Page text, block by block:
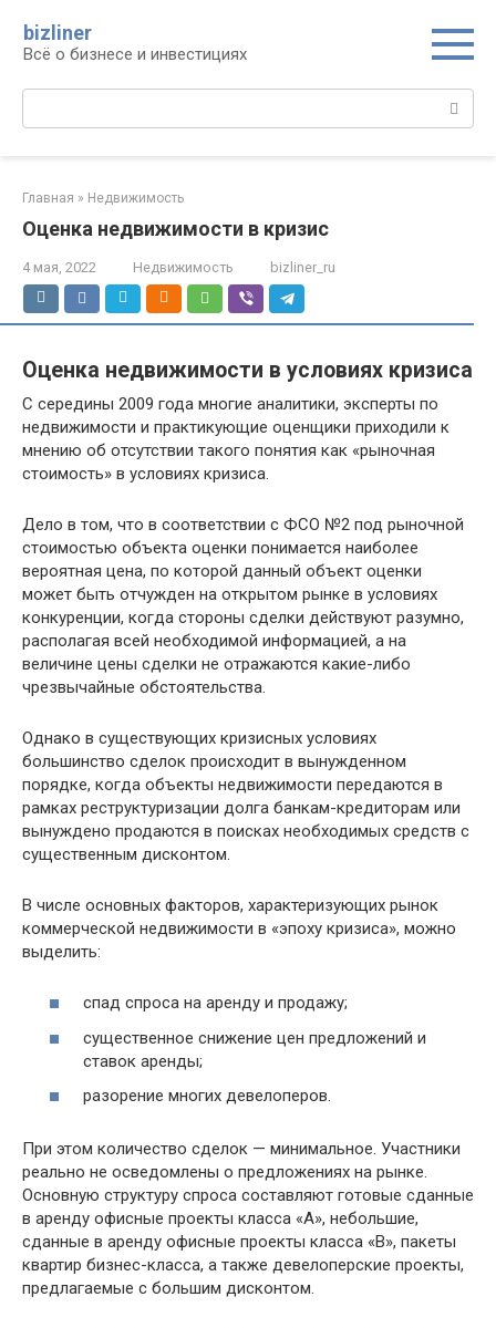
контенту
bizliner
Всё о бизнесе и инвестициях
Поиск:
Главная » Недвижимость
Оценка недвижимости в кризис
4 мая, 2022 Недвижимость bizliner_ru
Оценка недвижимости в условиях кризиса
С середины 2009 года многие аналитики, эксперты по
недвижимости и практикующие оценщики приходили к
мнению об отсутствии такого понятия как «рыночная
стоимость» в условиях кризиса.
Дело в том, что в соответствии с ФСО №2 под рыночной
стоимостью объекта оценки понимается наиболее
вероятная цена, по которой данный объект оценки
может быть отчужден на открытом рынке в условиях
конкуренции, когда стороны сделки действуют разумно,
располагая всей необходимой информацией, а на
величине цены сделки не отражаются какие-либо
чрезвычайные обстоятельства.
Однако в существующих кризисных условиях
большинство сделок происходит в вынужденном
порядке, когда объекты недвижимости передаются в
рамках реструктуризации долга банкам-кредиторам или
вынуждено продаются в поисках необходимых средств с
существенным дисконтом.
В числе основных факторов, характеризующих рынок
коммерческой недвижимости в «эпоху кризиса», можно
выделить:
спад спроса на аренду и продажу;
существенное снижение цен предложений и
ставок аренды;
разорение многих девелоперов.
При этом количество сделок — минимальное. Участники
реально не осведомлены о предложениях на рынке.
Основную структуру спроса составляют готовые сданные
в аренду офисные проекты класса «А», небольшие,
сданные в аренду офисные проекты класса «В», пакеты
квартир бизнес-класса, а также девелоперские проекты,
предлагаемые с большим дисконтом.